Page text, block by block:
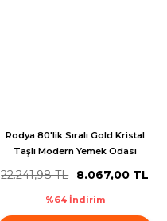
Rodya 80'lik Sıralı Gold Kristal
Taşlı Modern Yemek Odası
22.241,98 TL 8.067,00 TL
%64 İndirim